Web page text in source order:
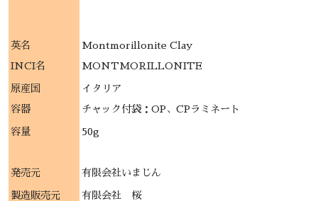
英名 Montmorillonite Clay
INCI名 MONTMORILLONITE
原産国 イタリア
容器 チャック付袋：OP、CPラミネート
容量 50g
発売元 有限会社いまじん
製造販売元 有限会社 桜